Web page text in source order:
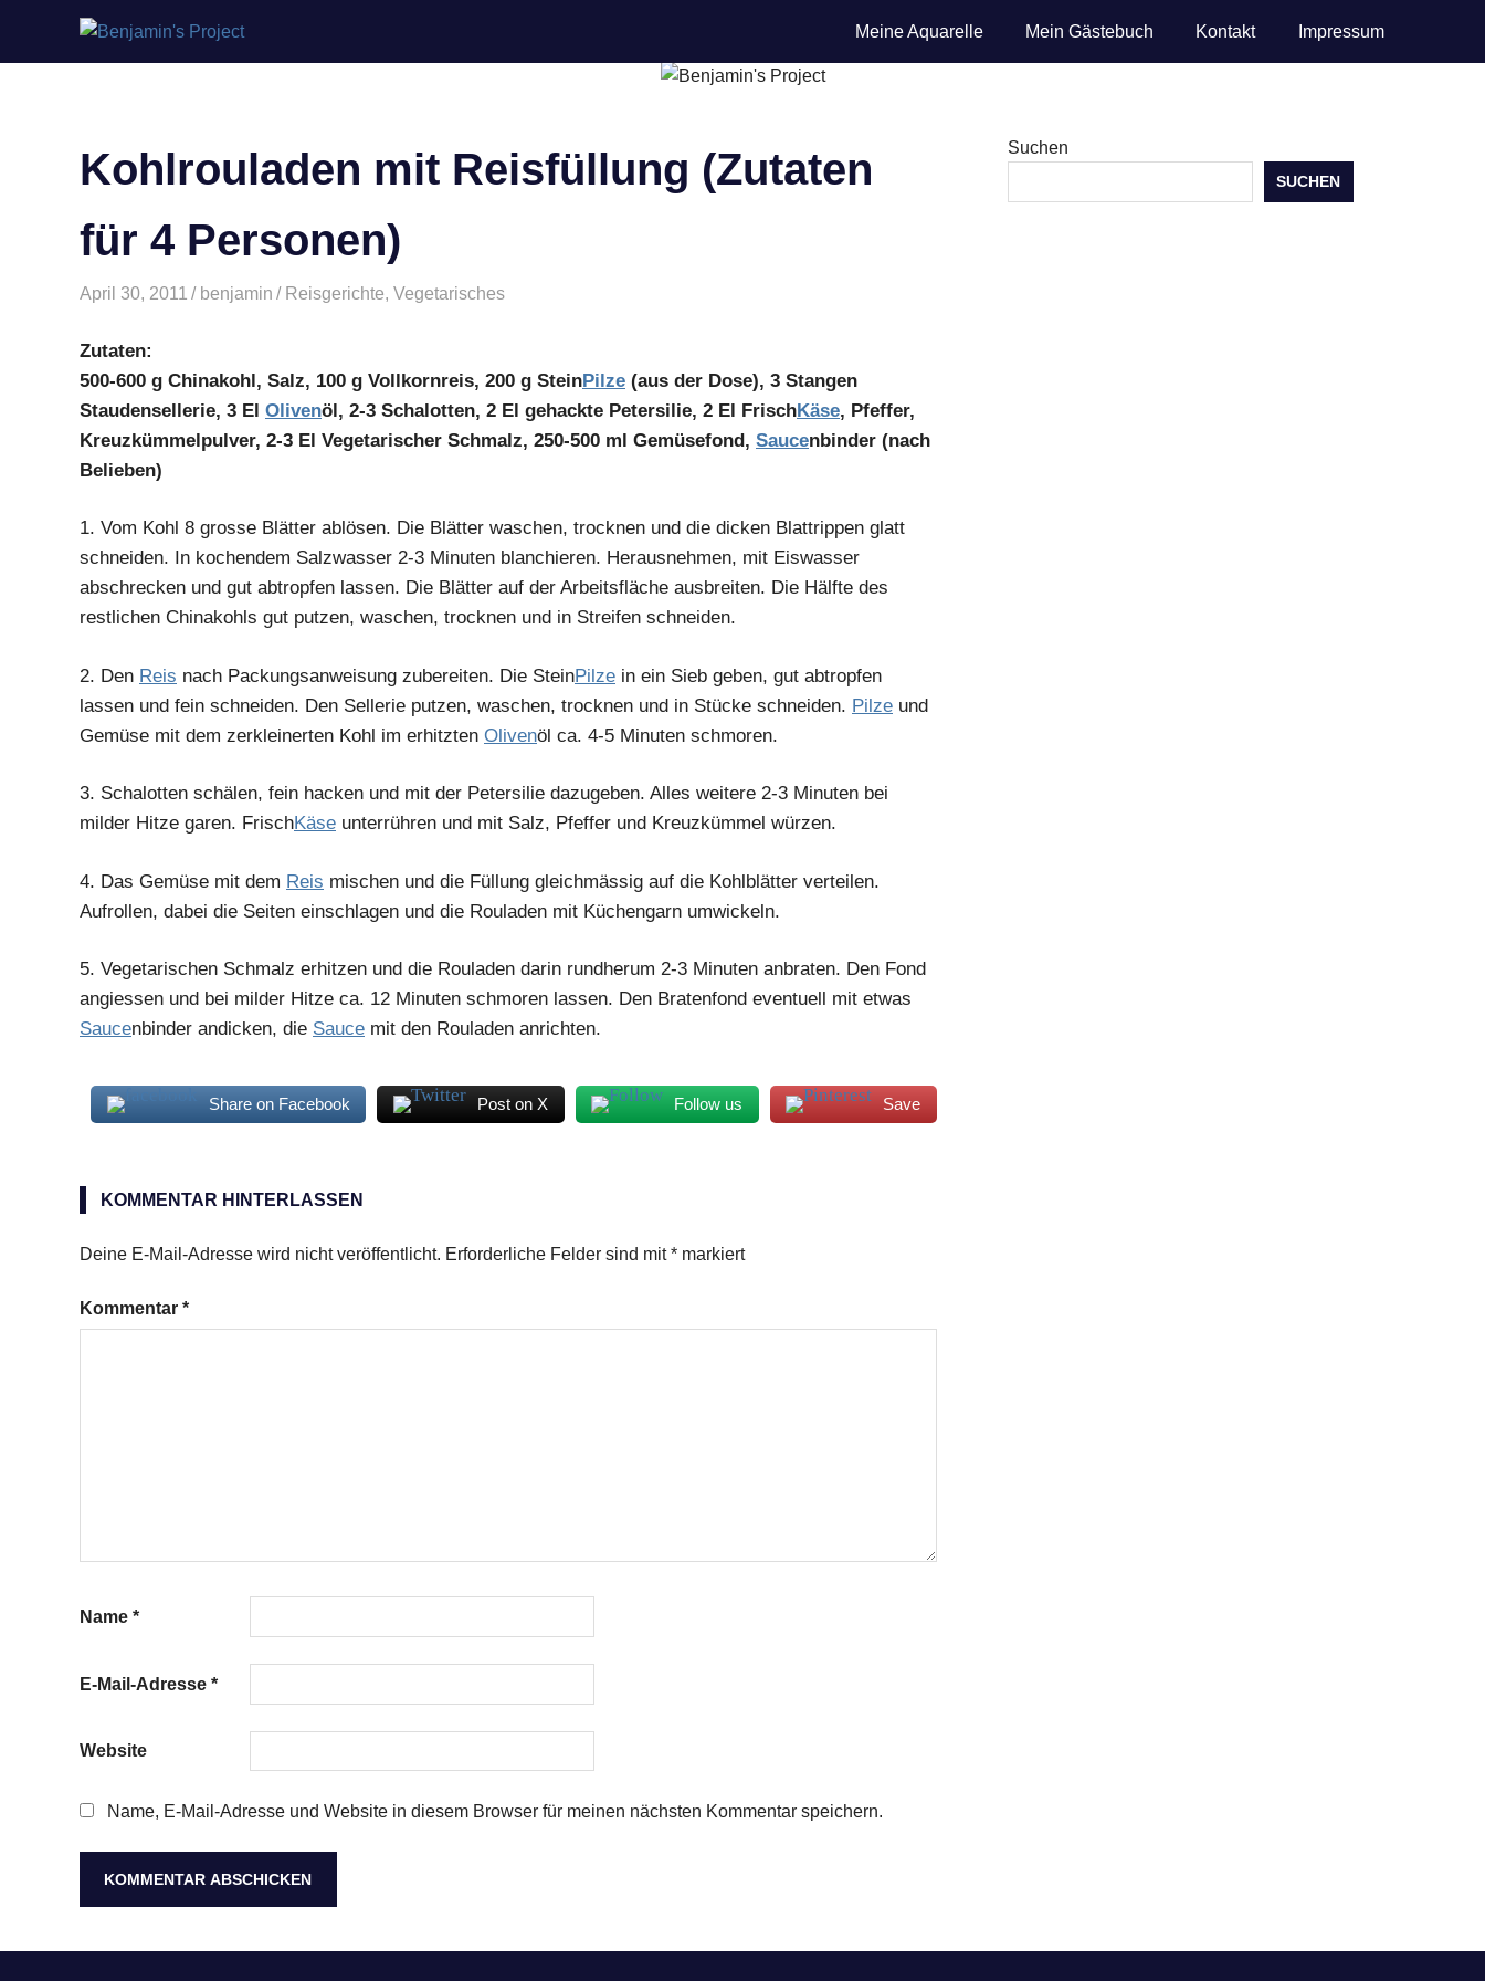
Meine Aquarelle Mein Gästebuch Kontakt Impressum
Kohlrouladen mit Reisfüllung (Zutaten
für 4 Personen)
April 30, 2011 benjamin Reisgerichte,Vegetarisches
Zutaten:
500-600 g Chinakohl, Salz, 100 g Vollkornreis, 200 g SteinPilze (aus der Dose), 3 Stangen
Staudensellerie, 3 El Olivenöl, 2-3 Schalotten, 2 El gehackte Petersilie, 2 El FrischKäse, Pfeffer,
Kreuzkümmelpulver, 2-3 El Vegetarischer Schmalz, 250-500 ml Gemüsefond, Saucenbinder (nach
Belieben)
1. Vom Kohl 8 grosse Blätter ablösen. Die Blätter waschen, trocknen und die dicken Blattrippen glatt
schneiden. In kochendem Salzwasser 2-3 Minuten blanchieren. Herausnehmen, mit Eiswasser
abschrecken und gut abtropfen lassen. Die Blätter auf der Arbeitsfläche ausbreiten. Die Hälfte des
restlichen Chinakohls gut putzen, waschen, trocknen und in Streifen schneiden.
2. Den Reis nach Packungsanweisung zubereiten. Die SteinPilze in ein Sieb geben, gut abtropfen
lassen und fein schneiden. Den Sellerie putzen, waschen, trocknen und in Stücke schneiden. Pilze und
Gemüse mit dem zerkleinerten Kohl im erhitzten Olivenöl ca. 4-5 Minuten schmoren.
3. Schalotten schälen, fein hacken und mit der Petersilie dazugeben. Alles weitere 2-3 Minuten bei
milder Hitze garen. FrischKäse unterrühren und mit Salz, Pfeffer und Kreuzkümmel würzen.
4. Das Gemüse mit dem Reis mischen und die Füllung gleichmässig auf die Kohlblätter verteilen.
Aufrollen, dabei die Seiten einschlagen und die Rouladen mit Küchengarn umwickeln.
5. Vegetarischen Schmalz erhitzen und die Rouladen darin rundherum 2-3 Minuten anbraten. Den Fond
angiessen und bei milder Hitze ca. 12 Minuten schmoren lassen. Den Bratenfond eventuell mit etwas
Saucenbinder andicken, die Sauce mit den Rouladen anrichten.
Share on Facebook Post on X Follow us Save
Rouladen
KOMMENTAR HINTERLASSEN
Deine E-Mail-Adresse wird nicht veröffentlicht. Erforderliche Felder sind mit* markiert
Kommentar *
Name *
E-Mail-Adresse *
Website
Name, E-Mail-Adresse und Website in diesem Browser für meinen nächsten Kommentar speichern.
Suchen
SUCHEN